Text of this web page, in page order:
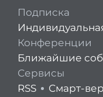
Подписка
Конференции
Ближайшие
Сервисы
RSS
Смарт-